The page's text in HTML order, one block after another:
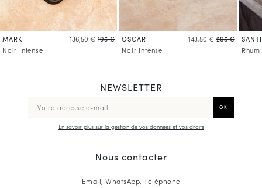
MARK 136,50 € 195 €
Noir Intense
OSCAR 143,50 € 205 €
Noir Intense
NEWSLETTER
En savoir plus sur la gestion de vos données et vos droits
Nous contacter
Email, WhatsApp, Téléphone